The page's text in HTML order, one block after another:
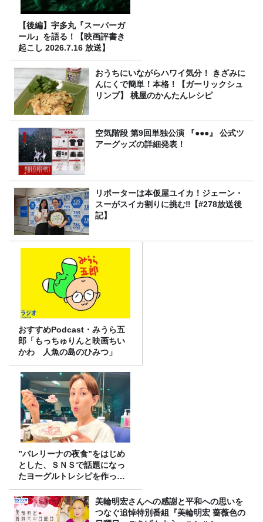
【後編】宇多丸『スーパーガ
ール』を語る！【映画評書き
起こし 2026.7.16 放送】
おうちにいながらハワイ気分！ きざみに
んにくで簡単！本格！【ガーリックシュ
リンプ】 桃屋のかんたんレシピ
空気階段 第9回単独公演 『●●●』 公式ツ
アーグッズの詳細発表！
リポーターは本仮屋ユイカ！ジェーン・
スーがスイカ割りに挑む‼【#278放送後
記】
おすすめPodcast・みうら五
郎「もっちゅりんと映画ちい
かわ 人魚の島のひみつ」
”バレリーナの夜食”をはじめ
とした、ＳＮＳで話題になっ
たヨーグルトレシピを作って
みた！
美輪明宏さんへの感謝と平和への思いを
つなぐ追悼特別番組『美輪明宏 薔薇色の